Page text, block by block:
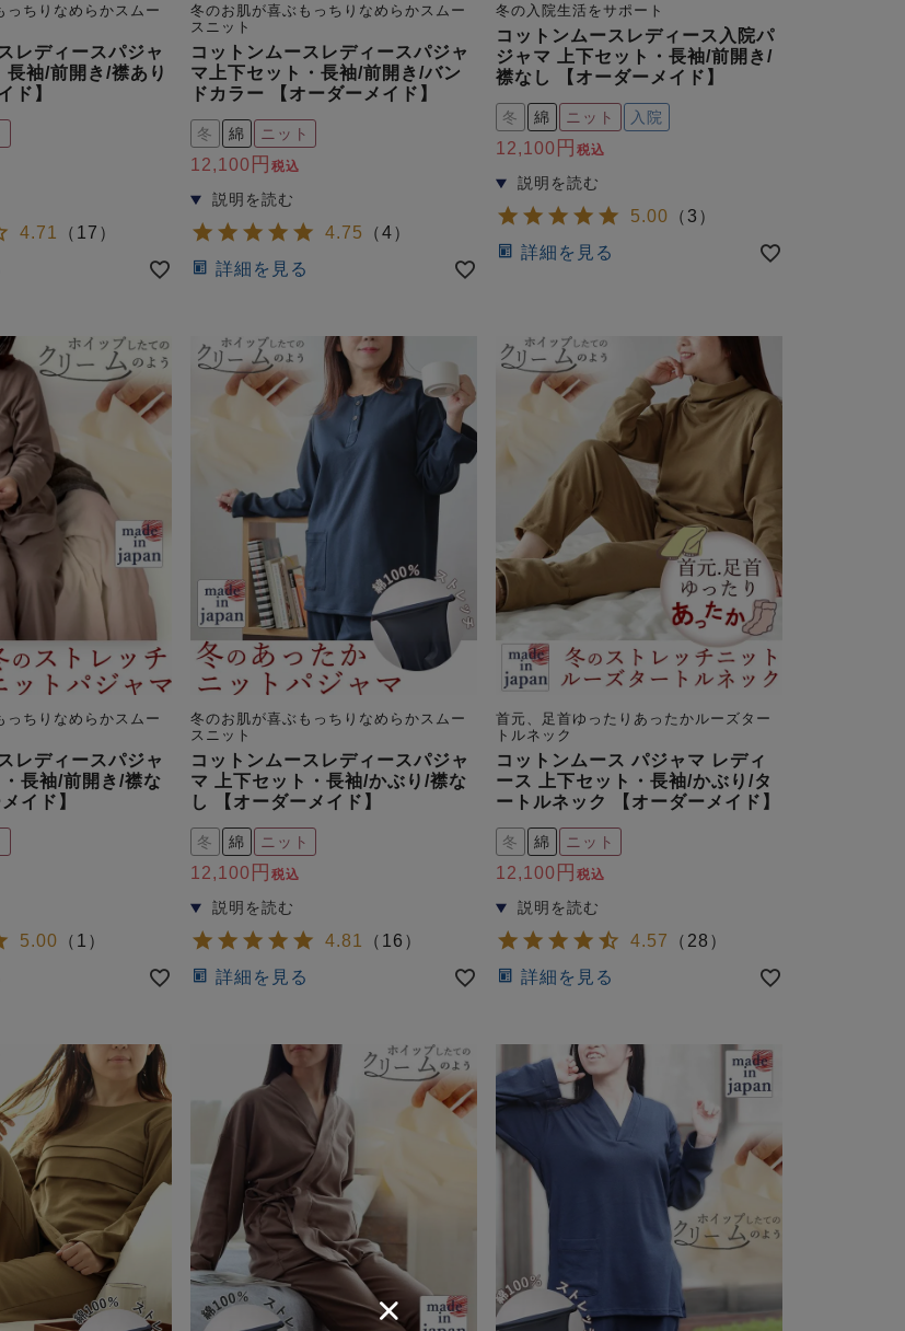
っちりなめらかスムー
レディースパジャ
長袖/前開き/襟あり
ド】
4.71 （ 17 ）
冬のお肌が喜ぶもっちりなめらかスムー
スニット
コットンムースレディースパジャ
マ上下セット・長袖/前開き/バン
ドカラー 【オーダーメイド】
冬 綿 ニット
12,100 税込
4.75 （4）
詳細を見る
冬の入院生活をサポート
コットンムースレディース入院パ
ジャマ 上下セット・長袖/前開き/
襟なし 【オーダーメイド】
冬 綿 ニット 入院
12,100 税込
5.00 （3 ）
詳細を見る
っちりなめらかスムー
レディースパジャ
長袖/前開き/襟な
イド】
5.00 （ 1 ）
冬のお肌が喜ぶもっちりなめらかスムー
スニット
コットンムースレディースパジャ
マ 上下セット・長袖/かぶり/襟な
し 【オーダーメイド】
冬 綿 ニット
12,100 税込
4.81 （ 16 ）
詳細を見る
首元、足首ゆったりあったかルーズター
トルネック
コットンムース パジャマ レディ
ース 上下セット・長袖/かぶり/タ
ートルネック 【オーダーメイド】
冬 綿 ニット
12,100 税込
4.57 （ 28 ）
詳細を見る